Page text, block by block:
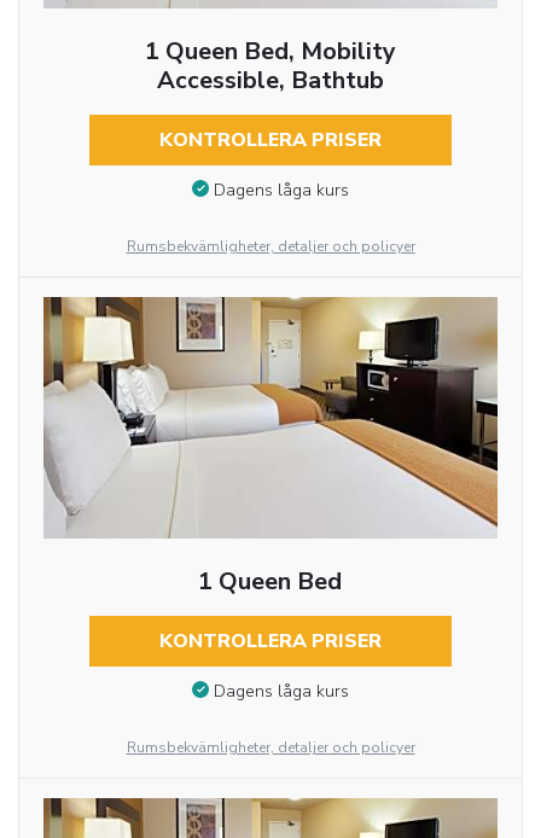
1 Queen Bed, Mobility
Accessible, Bathtub
KONTROLLERA PRISER
Dagens låga kurs
Rumsbekvämligheter, detaljer och policyer
1 Queen Bed
KONTROLLERA PRISER
Dagens låga kurs
Rumsbekvämligheter, detaljer och policyer